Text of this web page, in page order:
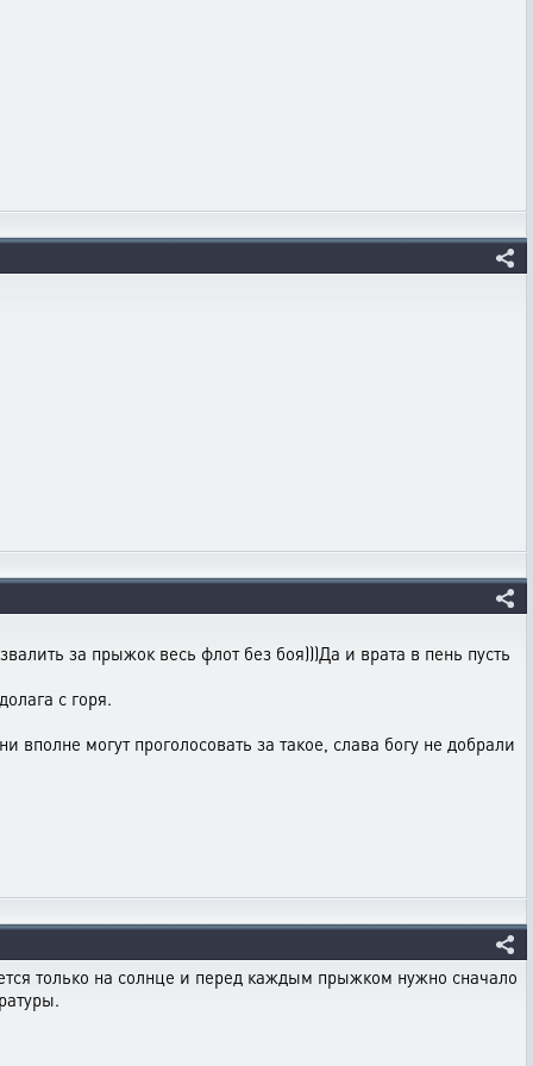
за прыжок весь флот без боя)))Да и врата в пень пусть
с горя.
могут проголосовать за такое, слава богу не добрали
только на солнце и перед каждым прыжком нужно сначало